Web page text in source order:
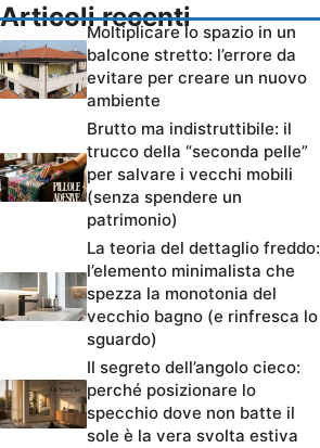
Articoli recenti
Moltiplicare lo spazio in un
balcone stretto: l’errore da
evitare per creare un nuovo
ambiente
Brutto ma indistruttibile: il
trucco della “seconda pelle”
per salvare i vecchi mobili
(senza spendere un
patrimonio)
La teoria del dettaglio freddo:
l’elemento minimalista che
spezza la monotonia del
vecchio bagno (e rinfresca lo
sguardo)
Il segreto dell’angolo cieco:
perché posizionare lo
specchio dove non batte il
sole è la vera svolta estiva